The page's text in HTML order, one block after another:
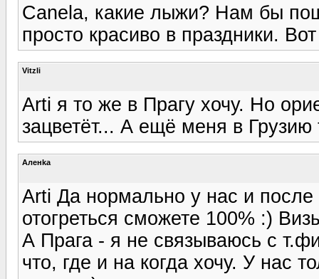
Canela, какие лыжи? Нам бы
просто красиво в праздники.
Vitzli
Arti я то же в Прагу хочу. Но
зацветёт... А ещё меня в Грузию
Аленka
Arti Да нормально у нас и
отогреться сможете 100% :)
А Прага - я не связываюсь с
что, где и на когда хочу. У нас